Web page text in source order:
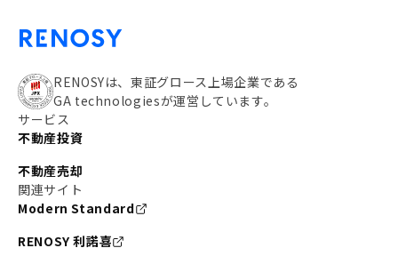
RENOSYは、東証グロース上場企業である
GA technologiesが運営しています。
サービス
不動産投資
不動産売却
関連サイト
Modern Standard
RENOSY 利諾喜